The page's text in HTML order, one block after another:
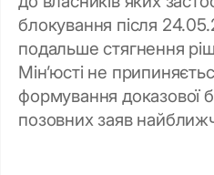
блокування після
подальше стягнення
Мін’юсті не
формування доказової
позовних заяв